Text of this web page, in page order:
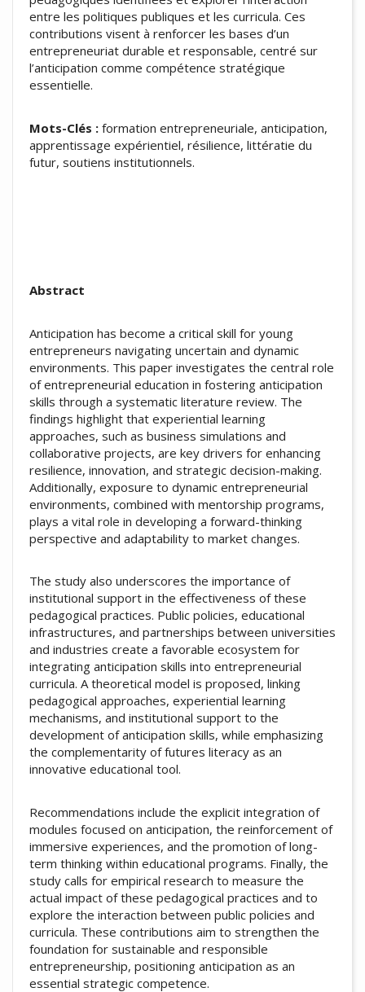
entre les politiques publiques et les curricula. Ces
contributions visent à renforcer les bases d’un
entrepreneuriat durable et responsable, centré sur
l’anticipation comme compétence stratégique
essentielle.
Mots-Clés : formation entrepreneuriale, anticipation,
apprentissage expérientiel, résilience, littératie du
futur, soutiens institutionnels.
Abstract
Anticipation has become a critical skill for young
entrepreneurs navigating uncertain and dynamic
environments. This paper investigates the central role
of entrepreneurial education in fostering anticipation
skills through a systematic literature review. The
findings highlight that experiential learning
approaches, such as business simulations and
collaborative projects, are key drivers for enhancing
resilience, innovation, and strategic decision-making.
Additionally, exposure to dynamic entrepreneurial
environments, combined with mentorship programs,
plays a vital role in developing a forward-thinking
perspective and adaptability to market changes.
The study also underscores the importance of
institutional support in the effectiveness of these
pedagogical practices. Public policies, educational
infrastructures, and partnerships between universities
and industries create a favorable ecosystem for
integrating anticipation skills into entrepreneurial
curricula. A theoretical model is proposed, linking
pedagogical approaches, experiential learning
mechanisms, and institutional support to the
development of anticipation skills, while emphasizing
the complementarity of futures literacy as an
innovative educational tool.
Recommendations include the explicit integration of
modules focused on anticipation, the reinforcement of
immersive experiences, and the promotion of long-
term thinking within educational programs. Finally, the
study calls for empirical research to measure the
actual impact of these pedagogical practices and to
explore the interaction between public policies and
curricula. These contributions aim to strengthen the
foundation for sustainable and responsible
entrepreneurship, positioning anticipation as an
essential strategic competence.